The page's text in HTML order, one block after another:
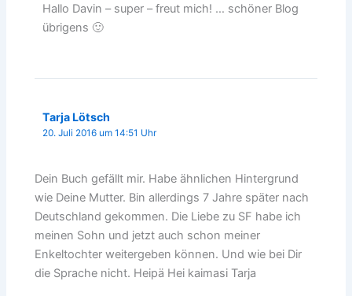
Hallo Davin – super – freut mich! … schöner Blog
übrigens 🙂
Tarja Lötsch
20. Juli 2016 um 14:51 Uhr
Dein Buch gefällt mir. Habe ähnlichen Hintergrund
wie Deine Mutter. Bin allerdings 7 Jahre später nach
Deutschland gekommen. Die Liebe zu SF habe ich
meinen Sohn und jetzt auch schon meiner
Enkeltochter weitergeben können. Und wie bei Dir
die Sprache nicht. Heipä Hei kaimasi Tarja